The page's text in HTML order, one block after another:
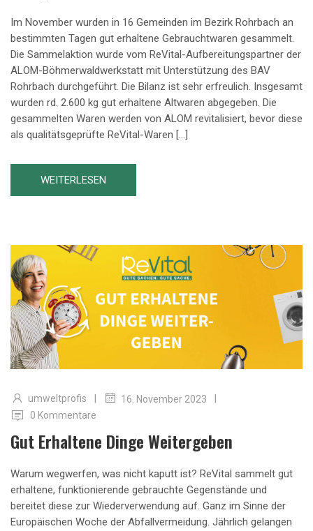
Im November wurden in 16 Gemeinden im Bezirk Rohrbach an
bestimmten Tagen gut erhaltene Gebrauchtwaren gesammelt.
Die Sammelaktion wurde vom ReVital-Aufbereitungspartner der
ALOM-Böhmerwaldwerkstatt mit Unterstützung des BAV
Rohrbach durchgeführt. Die Bilanz ist sehr erfreulich. Insgesamt
wurden rd. 2.600 kg gut erhaltene Altwaren abgegeben. Die
gesammelten Waren werden von ALOM revitalisiert, bevor diese
als qualitätsgeprüfte ReVital-Waren […]
WEITERLESEN
umweltprofis 16. November 2023
0 Kommentare
Gut Erhaltene Dinge Weitergeben
Warum wegwerfen, was nicht kaputt ist? ReVital sammelt gut
erhaltene, funktionierende gebrauchte Gegenstände und
bereitet diese zur Wiederverwendung auf. Ganz im Sinne der
Europäischen Woche der Abfallvermeidung. Jährlich gelangen